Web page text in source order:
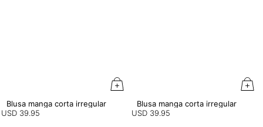
Blusa manga corta irregular
USD 39.95
Blusa manga corta irregular
USD 39.95